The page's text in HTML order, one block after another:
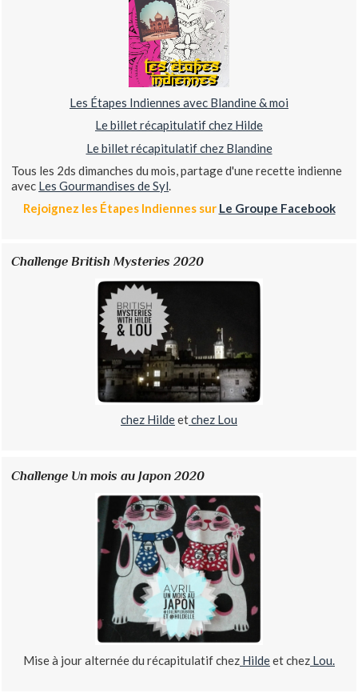
Les Étapes Indiennes avec Blandine & moi
Le billet récapitulatif chez Hilde
Le billet récapitulatif chez Blandine
Tous les 2ds dimanches du mois, partage d'une recette indienne
avec Les Gourmandises de Syl.
Rejoignez les Étapes Indiennes sur Le Groupe Facebook
Challenge British Mysteries 2020
chez Hildeetchez Lou
Challenge Un mois au Japon 2020
Mise à jour alternée du récapitulatif chez Hildeet chez Lou.